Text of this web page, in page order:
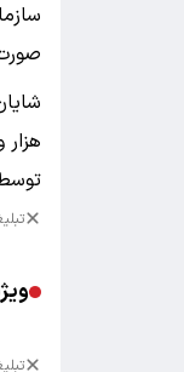
توسط ٢٨ بانک عامل در سراسر کشور